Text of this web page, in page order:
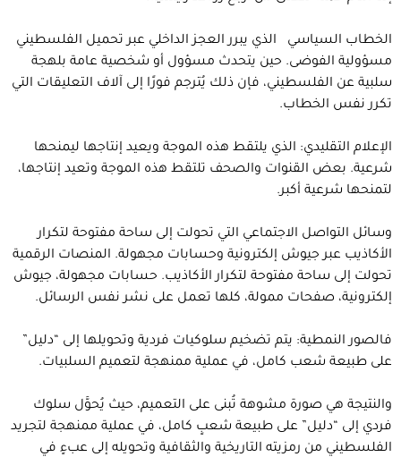
الخطاب السياسي الذي يبرر العجز الداخلي عبر تحميل الفلسطيني
مسؤولية الفوضى. حين يتحدث مسؤول أو شخصية عامة بلهجة
سلبية عن الفلسطيني، فإن ذلك يُترجم فورًا إلى آلاف التعليقات التي
تكرر نفس الخطاب.
الإعلام التقليدي: الذي يلتقط هذه الموجة ويعيد إنتاجها ليمنحها
شرعية. بعض القنوات والصحف تلتقط هذه الموجة وتعيد إنتاجها،
لتمنحها شرعية أكبر.
وسائل التواصل الاجتماعي التي تحولت إلى ساحة مفتوحة لتكرار
الأكاذيب عبر جيوش إلكترونية وحسابات مجهولة. المنصات الرقمية
تحولت إلى ساحة مفتوحة لتكرار الأكاذيب. حسابات مجهولة، جيوش
إلكترونية، صفحات ممولة، كلها تعمل على نشر نفس الرسائل.
فالصور النمطية: يتم تضخيم سلوكيات فردية وتحويلها إلى “دليل”
على طبيعة شعب كامل، في عملية ممنهجة لتعميم السلبيات.
والنتيجة هي صورة مشوهة تُبنى على التعميم، حيث يُحوَّل سلوك
فردي إلى “دليل” على طبيعة شعبٍ كامل، في عملية ممنهجة لتجريد
الفلسطيني من رمزيته التاريخية والثقافية وتحويله إلى عبءٍ في